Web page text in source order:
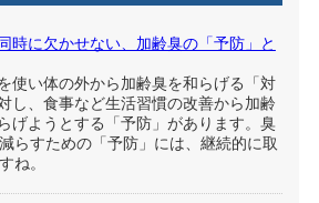
時に欠かせない、加齢臭の「予防」と
使い体の外から加齢臭を和らげる「対
し、食事など生活習慣の改善から加齢
げようとする「予防」があります。臭
らすための「予防」には、継続的に取
ね。